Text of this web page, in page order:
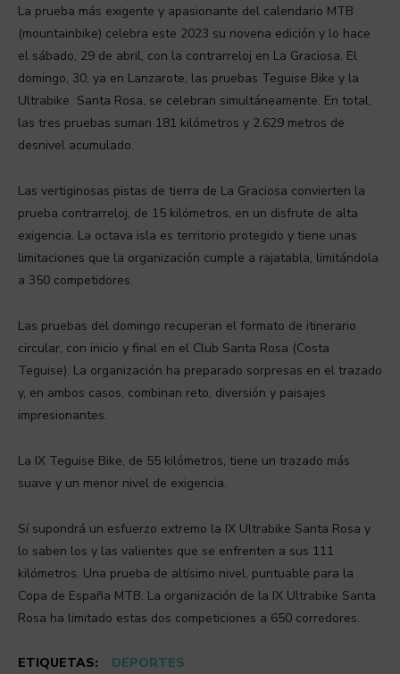
La prueba más exigente y apasionante del calendario MTB
(mountainbike) celebra este 2023 su novena edición y lo hace
el sábado, 29 de abril, con la contrarreloj en La Graciosa. El
domingo, 30, ya en Lanzarote, las pruebas Teguise Bike y la
Ultrabike Santa Rosa, se celebran simultáneamente. En total,
las tres pruebas suman 181 kilómetros y 2.629 metros de
desnivel acumulado.
Las vertiginosas pistas de tierra de La Graciosa convierten la
prueba contrarreloj, de 15 kilómetros, en un disfrute de alta
exigencia. La octava isla es territorio protegido y tiene unas
limitaciones que la organización cumple a rajatabla, limitándola
a 350 competidores.
Las pruebas del domingo recuperan el formato de itinerario
circular, con inicio y final en el Club Santa Rosa (Costa
Teguise). La organización ha preparado sorpresas en el trazado
y, en ambos casos, combinan reto, diversión y paisajes
impresionantes.
La IX Teguise Bike, de 55 kilómetros, tiene un trazado más
suave y un menor nivel de exigencia.
Sí supondrá un esfuerzo extremo la IX Ultrabike Santa Rosa y
lo saben los y las valientes que se enfrenten a sus 111
kilómetros. Una prueba de altísimo nivel, puntuable para la
Copa de España MTB. La organización de la IX Ultrabike Santa
Rosa ha limitado estas dos competiciones a 650 corredores.
ETIQUETAS: DEPORTES